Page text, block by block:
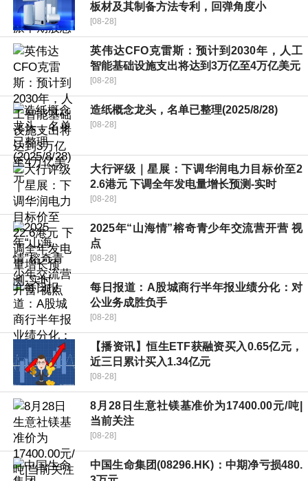
板材及其制备方法专利，回弹角度小
[08-28]
英伟达CFO克雷斯：预计到2030年，人工
智能基础设施支出将达到3万亿至4万亿美元
[08-28]
造纸概念龙头，名单已整理(2025/8/28)
[08-28]
大行评级｜星展：下调华润电力目标价至2
2.6港元 下调全年发电量增长预测-实时
[08-28]
2025年“山海情”榕奇青少年交流营开营 视
点
[08-28]
每日报道：A股城商行半年报业绩分化：对
公业务成胜负手
[08-28]
【播资讯】恒生ETF获融资买入0.65亿元，
近三日累计买入1.34亿元
[08-28]
8月28日生意社镁基准价为17400.00元/吨|
当前关注
[08-28]
中国生命集团(08296.HK)：中期净亏损480.